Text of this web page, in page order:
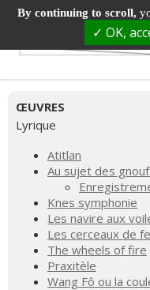
ŒUVRES
Lyrique
Atitlan
Au sujet des
Knes symphonie
Les navire aux
Les cerceaux de
The wheels of fire
Praxitèle
Wang Fô ou la
By continuing to scroll,
✓ OK,